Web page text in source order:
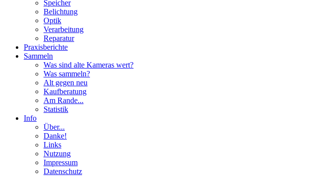
Speicher
Belichtung
Optik
Verarbeitung
Reparatur
Praxisberichte
Sammeln
Was sind alte Kameras wert?
Was sammeln?
Alt gegen neu
Kaufberatung
Am Rande...
Statistik
Info
Über...
Danke!
Links
Nutzung
Impressum
Datenschutz